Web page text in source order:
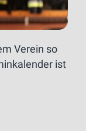
Verein so
ist